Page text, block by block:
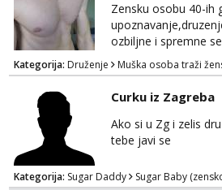
Zensku osobu 40-ih
ozbiljne i spremne
vrijeme!
Kategorija: Druženje Muška osoba traži
Curku iz Zagreba
Ako si u Zg i zelis
tebe javi se
Kategorija: Sugar Daddy Sugar Baby